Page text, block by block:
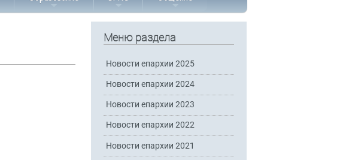
Меню раздела
Новости епархии 2025
Новости епархии 2024
Новости епархии 2023
Новости епархии 2022
Новости епархии 2021